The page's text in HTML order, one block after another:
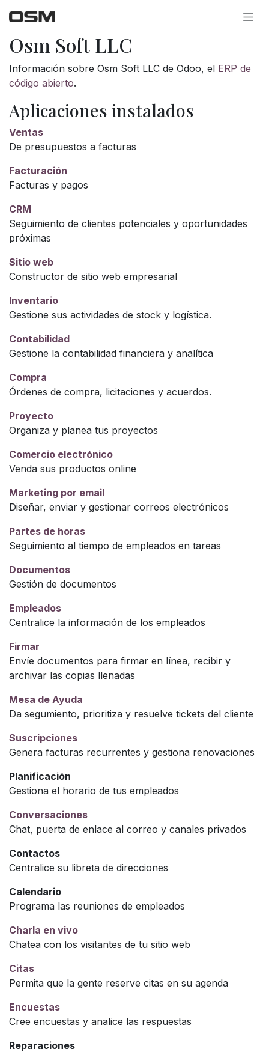
Osm Soft LLC
Información sobre Osm Soft LLC de Odoo, el ERP de
código abierto.
Aplicaciones instalados
Ventas
De presupuestos a facturas
Facturación
Facturas y pagos
CRM
Seguimiento de clientes potenciales y oportunidades
próximas
Sitio web
Constructor de sitio web empresarial
Inventario
Gestione sus actividades de stock y logística.
Contabilidad
Gestione la contabilidad financiera y analítica
Compra
Órdenes de compra, licitaciones y acuerdos.
Proyecto
Organiza y planea tus proyectos
Comercio electrónico
Venda sus productos online
Marketing por email
Diseñar, enviar y gestionar correos electrónicos
Partes de horas
Seguimiento al tiempo de empleados en tareas
Documentos
Gestión de documentos
Empleados
Centralice la información de los empleados
Firmar
Envíe documentos para firmar en línea, recibir y
archivar las copias llenadas
Mesa de Ayuda
Da segumiento, prioritiza y resuelve tickets del cliente
Suscripciones
Genera facturas recurrentes y gestiona renovaciones
Planificación
Gestiona el horario de tus empleados
Conversaciones
Chat, puerta de enlace al correo y canales privados
Contactos
Centralice su libreta de direcciones
Calendario
Programa las reuniones de empleados
Charla en vivo
Chatea con los visitantes de tu sitio web
Citas
Permita que la gente reserve citas en su agenda
Encuestas
Cree encuestas y analice las respuestas
Reparaciones